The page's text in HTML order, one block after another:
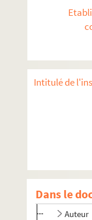
Intitulé de
Dans le
Thèse sur
Oeuvres
Auteur